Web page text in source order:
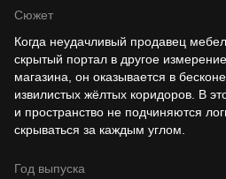
Сюжет
Когда неудачливый продавец
скрытый портал в другое
магазина, он оказывается в
извилистых жёлтых коридоров. В
и пространство не подчиняются
скрываться за каждым углом.
Год выпуска